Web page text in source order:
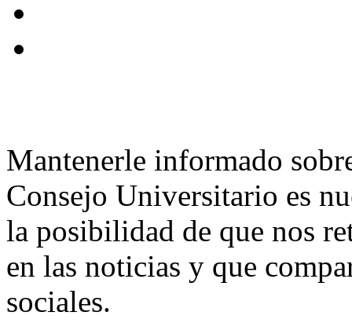
Mantenerle informado
Consejo Universitario es
la posibilidad de que nos
en las noticias y que
sociales.